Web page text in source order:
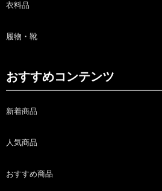
衣料品
履物・靴
おすすめコンテンツ
新着商品
人気商品
おすすめ商品